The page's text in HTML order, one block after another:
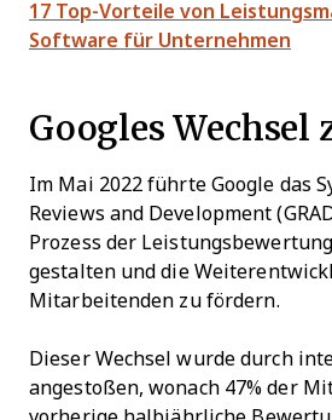
17 Top-Vorteile von
Software für Unternehmen
Googles Wechsel
Im Mai 2022 führte Google das
Reviews and Development
Prozess der
gestalten und die
Mitarbeitenden zu fördern.
Dieser Wechsel wurde durch
angestoßen, wonach 47% der